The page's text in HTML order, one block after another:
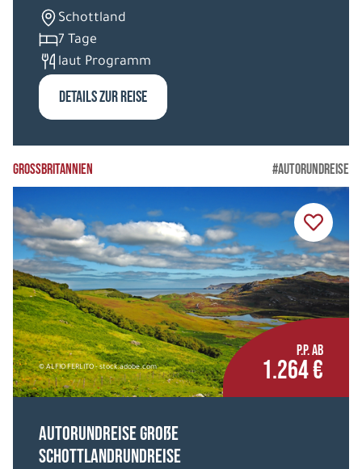
Schottland
7 Tage
laut Programm
DETAILS ZUR REISE
GROSSBRITANNIEN #AUTORUNDREISE
© ALFIO FERLITO - stock.adobe.com
P.P. AB
1.264 €
Autorundreise Große
Schottlandrundreise